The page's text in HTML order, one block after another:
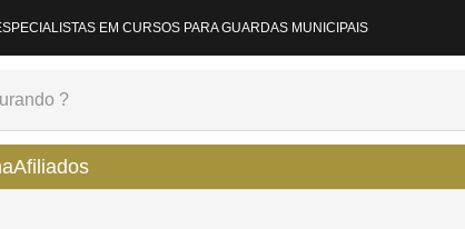
EM CURSOS PARA GUARDAS MUNICIPAIS
Afiliados